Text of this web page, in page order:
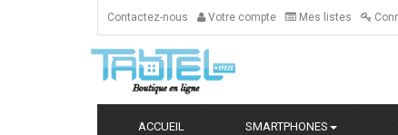
Contactez-nous Votre compte Mes listes
ACCUEIL SMARTPHONES